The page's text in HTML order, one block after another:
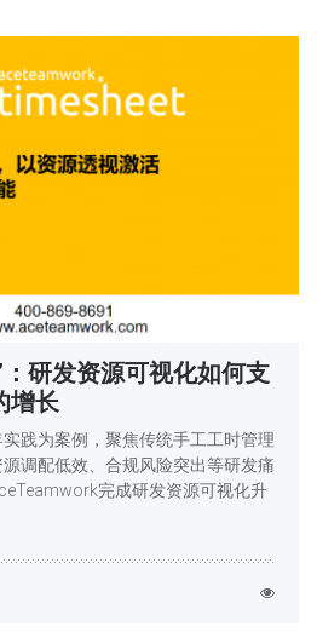
：研发资源可视化如何支
增长
践为案例，聚焦传统手工工时管理
调配低效、合规风险突出等研发痛
完成研发资源可视化升